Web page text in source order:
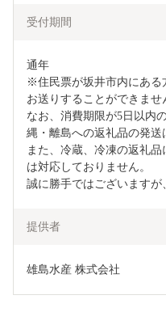
受付期間
通年
※住民票が坂井市内にある
お送りすることができませ
なお、消費期限が5日以内
縄・離島への返礼品の発送
また、冷蔵、冷凍の返礼
は対応しておりません。
誠に勝手ではございますが
提供者
雄島水産 株式会社